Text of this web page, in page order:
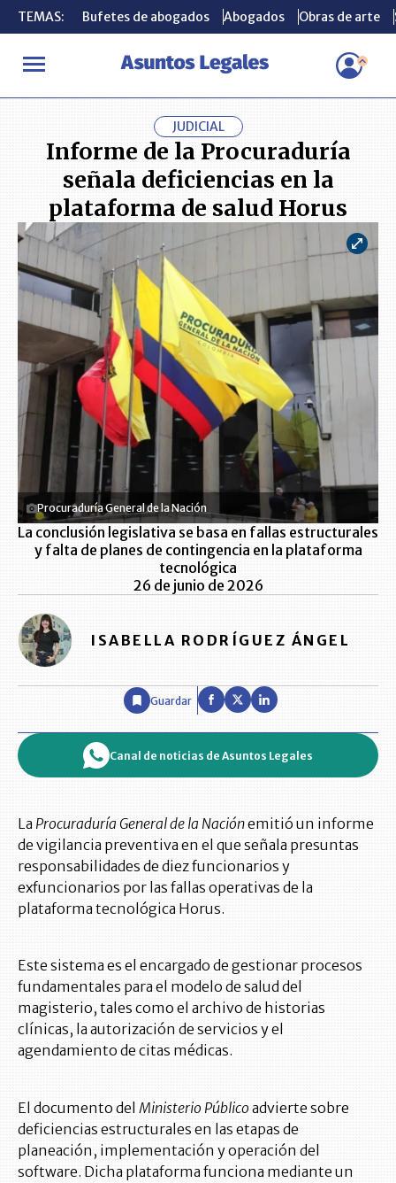
TEMAS: Bufetes de abogados Abogados Obras de arte
INICIO ACTUALIDAD Informe de la Procuraduría señala
TEMAS: Bufetes de abogados Abogados Obras de arte
JUDICIAL
Informe de la Procuraduría
señala deficiencias en la
plataforma de salud Horus
Procuraduría General de la Nación
La conclusión legislativa se basa en fallas estructurales
y falta de planes de contingencia en la plataforma
tecnológica
26 de junio de 2026
ISABELLA RODRÍGUEZ ÁNGEL
Guardar
Canal de noticias de Asuntos Legales
La Procuraduría General de la Naciónemitió un informe
de vigilancia preventiva en el que señala presuntas
responsabilidades de diez funcionarios y
exfuncionarios por las fallas operativas de la
plataforma tecnológica Horus.
Este sistema es el encargado de gestionar procesos
fundamentales para el modelo de salud del
magisterio, tales como el archivo de historias
clínicas, la autorización de servicios y el
agendamiento de citas médicas.
El documento del Ministerio Público advierte sobre
deficiencias estructurales en las etapas de
planeación, implementación y operación del
software. Dicha plataforma funciona mediante un